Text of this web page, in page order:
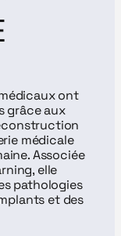
ont
grâce aux
médicale
Associée
elle
pathologies
et des